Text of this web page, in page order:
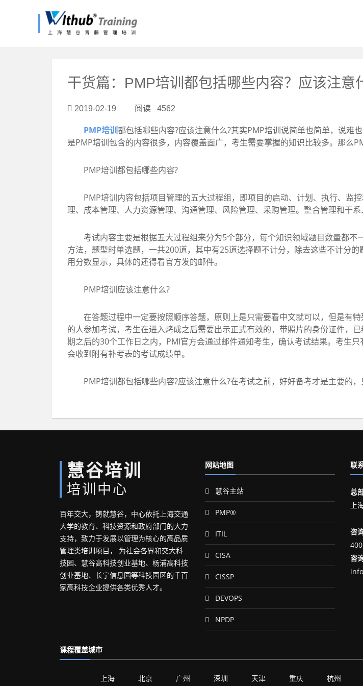
干货篇：PMP培训都包括哪些内容？应该注意
2019-02-19 阅读 4562
PMP培训都包括哪些内容?应该注意什么?其实PMP培训说简单也简单，说难
是PMP培训包含的内容很多，内容覆盖面广，考生需要掌握的知识比较多。那么
PMP培训都包括哪些内容?
PMP培训内容包括项目管理的五大过程组，即项目的启动、计划、执行、监
理、成本管理、人力资源管理、沟通管理、风险管理、采购管理。整合管理和干系
考试内容主要是根据五大过程组来分为5个部分，每个知识领域题目数量都不
方法，题型时单选题，一共200道，其中有25道选择题不计分，除去这些不计分
用分数显示，具体的还得看官方发的邮件。
PMP培训应该注意什么?
在答题过程中一定要按照顺序答题，原则上是只需要看中文就可以，但是有
的人参加考试，考生在进入烤成之后需要出示正式有效的，带照片的身份证件，
期之后的30个工作日之内，PMI官方会通过邮件通知考生，确认考试结果。考生
会收到附有补考表的考试成绩单。
PMP培训都包括哪些内容?应该注意什么?在考试之前，好好备考才是主要的，
慧谷培训
培训中心
百年交大，铸就慧谷，中心依托上海交通
大学的教育、科技资源和政府部门的大力
支持，致力于发展以管理为核心的高品质
管理类培训项目， 为社会各界和交大科
技园、慧谷高科技创业基地、杨浦高科技
创业基地、长宁信息园等科技园区的千百
家高科技企业提供各类优秀人才。
网站地图
慧谷主站
PMP®
ITIL
CISA
CISSP
DEVOPS
NPDP
联
总
上
咨
咨
课程覆盖城市
上海 北京 广州 深圳 天津 重庆 杭州